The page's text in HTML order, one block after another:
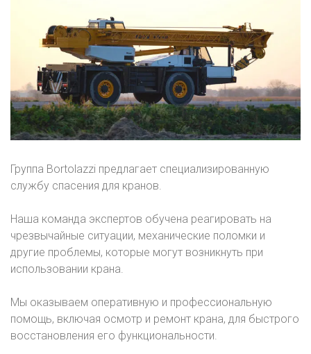
Группа Bortolazzi предлагает специализированную
службу спасения для кранов.
Наша команда экспертов обучена реагировать на
чрезвычайные ситуации, механические поломки и
другие проблемы, которые могут возникнуть при
использовании крана.
Мы оказываем оперативную и профессиональную
помощь, включая осмотр и ремонт крана, для быстрого
восстановления его функциональности.